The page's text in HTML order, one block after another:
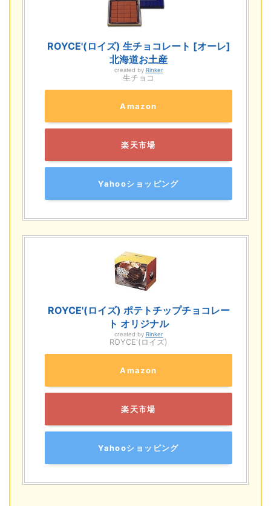
ROYCE'(ロイズ) 生チョコレート [オーレ]
北海道お土産
created by Rinker
生チョコ
Amazon
楽天市場
Yahooショッピング
ROYCE'(ロイズ) ポテトチップチョコレー
ト オリジナル
created by Rinker
ROYCE'(ロイズ)
Amazon
楽天市場
Yahooショッピング